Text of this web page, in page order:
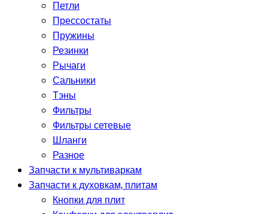
Петли
Прессостаты
Пружины
Резинки
Рычаги
Сальники
Тэны
Фильтры
Фильтры сетевые
Шланги
Разное
Запчасти к мультиваркам
Запчасти к духовкам, плитам
Кнопки для плит